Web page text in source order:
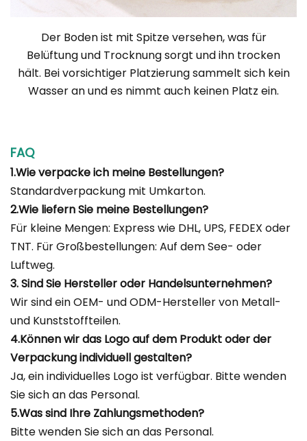
Der Boden ist mit Spitze versehen, was für
Belüftung und Trocknung sorgt und ihn trocken
hält. Bei vorsichtiger Platzierung sammelt sich kein
Wasser an und es nimmt auch keinen Platz ein.
FAQ
1.Wie verpacke ich meine Bestellungen?
Standardverpackung mit Umkarton.
2.Wie liefern Sie meine Bestellungen?
Für kleine Mengen: Express wie DHL, UPS, FEDEX oder
TNT. Für Großbestellungen: Auf dem See- oder
Luftweg.
3. Sind Sie Hersteller oder Handelsunternehmen?
Wir sind ein OEM- und ODM-Hersteller von Metall-
und Kunststoffteilen.
4.Können wir das Logo auf dem Produkt oder der
Verpackung individuell gestalten?
Ja, ein individuelles Logo ist verfügbar. Bitte wenden
Sie sich an das Personal.
5.Was sind Ihre Zahlungsmethoden?
Bitte wenden Sie sich an das Personal.